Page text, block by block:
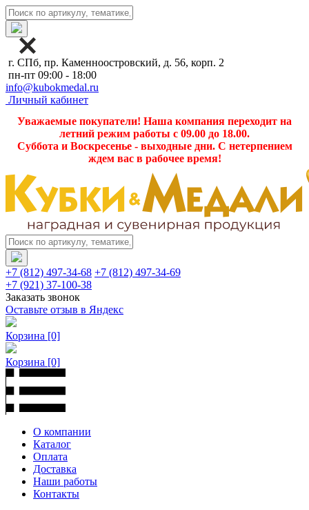
г. СПб, пр. Каменноостровский, д. 56, корп. 2
пн-пт 09:00 - 18:00
info@kubokmedal.ru
Личный кабинет
Уважаемые покупатели! Наша компания переходит на
летний режим работы с 09.00 до 18.00.
Суббота и Воскресенье - выходные дни. С нетерпением
ждем вас в рабочее время!
+7 (812) 497-34-68 +7 (812) 497-34-69
+7 (921) 37-100-38
Заказать звонок
Оставьте отзыв в Яндекс
Корзина [0]
Корзина [0]
О компании
Каталог
Оплата
Доставка
Наши работы
Контакты